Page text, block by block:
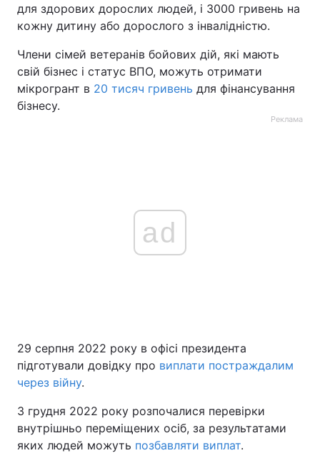
для здорових дорослих людей, і 3000 гривень на
кожну дитину або дорослого з інвалідністю.
Члени сімей ветеранів бойових дій, які мають
свій бізнес і статус ВПО, можуть отримати
мікрогрант в 20 тисяч гривень для фінансування
бізнесу.
Реклама
ad
29 серпня 2022 року в офісі президента
підготували довідку про виплати постраждалим
через війну.
3 грудня 2022 року розпочалися перевірки
внутрішньо переміщених осіб, за результатами
яких людей можуть позбавляти виплат.